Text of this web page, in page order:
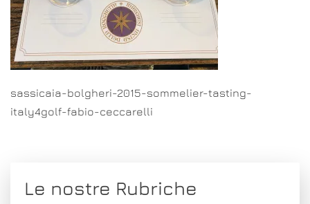
sassicaia-bolgheri-2015-sommelier-tasting-
italy4golf-fabio-ceccarelli
Le nostre Rubriche